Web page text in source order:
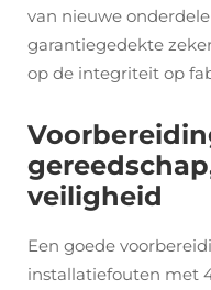
van nieuwe
garantiegedekte
op de integriteit op
veiligheid
Een goede
installatiefouten met